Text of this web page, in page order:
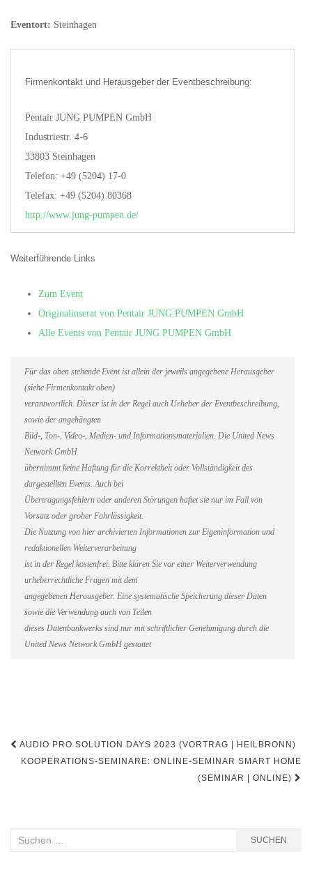
Eventort: Steinhagen
Firmenkontakt und Herausgeber der Eventbeschreibung:
Pentair JUNG PUMPEN GmbH
Industriestr. 4-6
33803 Steinhagen
Telefon: +49 (5204) 17-0
Telefax: +49 (5204) 80368
http://www.jung-pumpen.de/
Weiterführende Links
Zum Event
Originalinserat von Pentair JUNG PUMPEN GmbH
Alle Events von Pentair JUNG PUMPEN GmbH
Für das oben stehende Event ist allein der jeweils angegebene Herausgeber
(siehe Firmenkontakt oben)
verantwortlich. Dieser ist in der Regel auch Urheber der Eventbeschreibung,
sowie der angehängten
Bild-, Ton-, Video-, Medien- und Informationsmaterialien. Die United News
Network GmbH
übernimmt keine Haftung für die Korrektheit oder Vollständigkeit des
dargestellten Events. Auch bei
Übertragungsfehlern oder anderen Störungen haftet sie nur im Fall von
Vorsatz oder grober Fahrlässigkeit.
Die Nutzung von hier archivierten Informationen zur Eigeninformation und
redaktionellen Weiterverarbeitung
ist in der Regel kostenfrei. Bitte klären Sie vor einer Weiterverwendung
urheberrechtliche Fragen mit dem
angegebenen Herausgeber. Eine systematische Speicherung dieser Daten
sowie die Verwendung auch von Teilen
dieses Datenbankwerks sind nur mit schriftlicher Genehmigung durch die
United News Network GmbH gestattet
Beitragsnavigation
AUDIO PRO SOLUTION DAYS 2023 (VORTRAG | HEILBRONN)
KOOPERATIONS-SEMINARE: ONLINE-SEMINAR SMART HOME
(SEMINAR | ONLINE)
Suchen
SUCHEN